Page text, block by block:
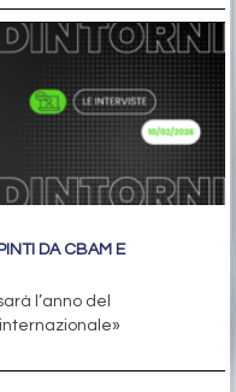
DA CBAM E
l’anno del